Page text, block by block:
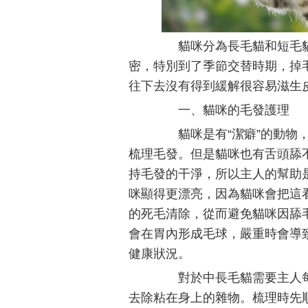
貓咪分為長毛貓和短毛貓
密，特別到了季節交替時期，
往下去沒有得到緩解很容易滋
一、貓咪的毛發護理
貓咪是有“潔癖”的動物，
梳理毛發。但是貓咪也有舌頭
持毛發的干淨，所以主人的幫
咪顯得更漂亮，因為貓咪會把
的死毛清除，從而避免貓咪因
會在胃內形成毛球，嚴重時會
健康狀況。
對於中長毛貓需要主人每
去除粘在身上的雜物。梳理時